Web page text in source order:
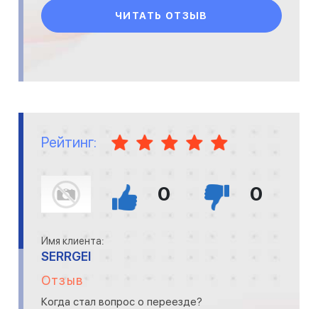
ЧИТАТЬ ОТЗЫВ
Рейтинг:
0 0
Имя клиента:
SERRGEI
Отзыв
Когда стал вопрос о переезде?